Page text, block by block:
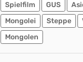
Spielfilm
GUS
Mongolei
Steppe
Mongolen